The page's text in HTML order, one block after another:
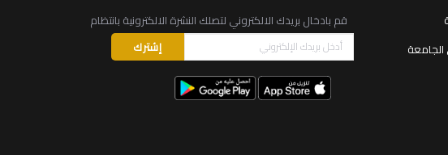
قم بادخال بريدك الالكتروني لتصلك النشرة الالكترونية بانتظام